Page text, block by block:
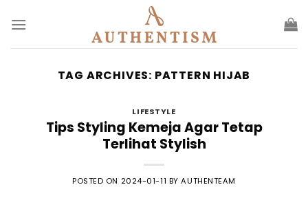
TAG ARCHIVES: PATTERN HIJAB
LIFESTYLE
Tips Styling Kemeja Agar Tetap
Terlihat Stylish
POSTED ON 2024-01-11 BYAUTHENTEAM